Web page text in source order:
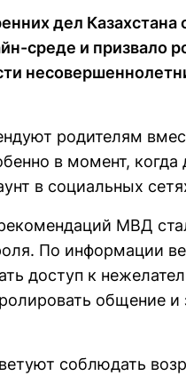
дел
среде и призвало
родителям
в момент,
в социальных
МВД
По информации
доступ к
общение
соблюдать